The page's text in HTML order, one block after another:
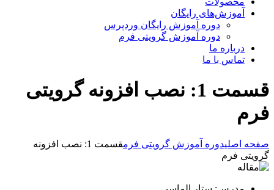
آموزش‌های رایگان
دوره آموزش رایگان وردپرس
دوره آموزش گرویتی فرم
درباره ما
تماس با ما
قسمت 1: نصب افزونه گرویتی
فرم
صفحه اصلیدوره آموزش گرویتی فرم
قسمت 1: نصب افزونه
گرویتی فرم